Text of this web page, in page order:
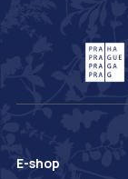
E-shop